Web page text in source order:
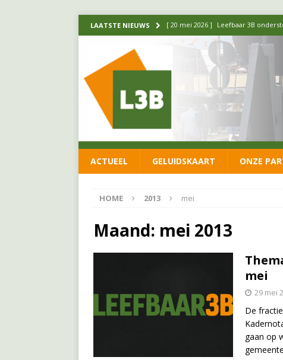
LAATSTE NIEUWS [ 20 mei 2026 ] Leefbaar 3B
luchtalarm niet af! FRACTIE
[ 14 mei 2026 ] Update over de
[ 1 april 2026 ] Ontwikkelingen
Leefbaar 3B en
[ 11 juni 2026 ] Leefbaar 3B
ACTUEEL GELUIDSKAART ONZE
HOME 2013 mei
Maand: mei 2013
mei
29 mei
De
gaan op